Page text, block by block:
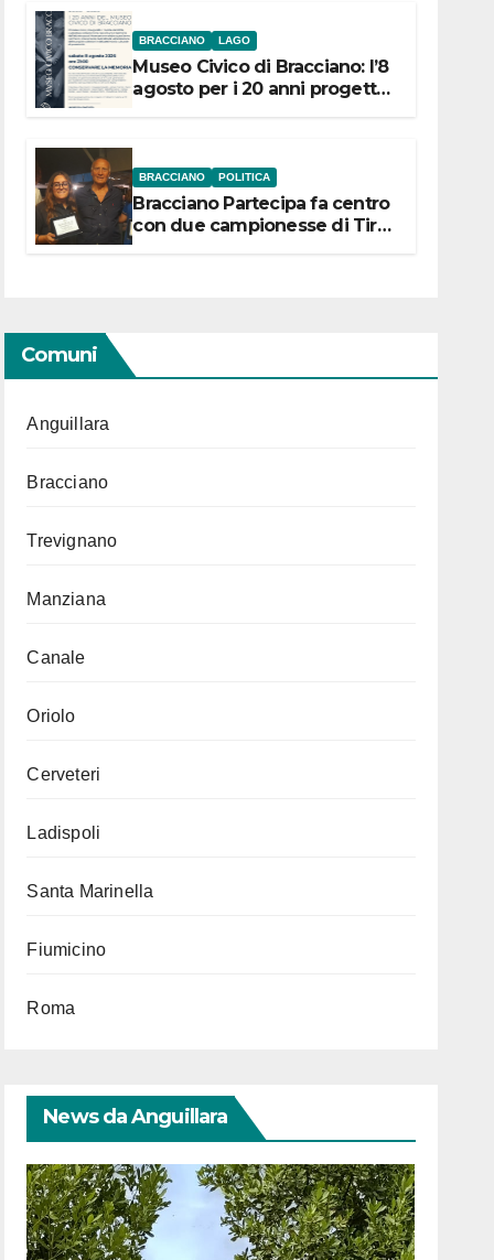
BRACCIANO LAGO
Museo Civico di Bracciano: l’8
agosto per i 20 anni progetto
BRACCIANO POLITICA
Bracciano Partecipa fa centro
con due campionesse di Tiro
Comuni
Anguillara
Bracciano
Trevignano
Manziana
Canale
Oriolo
Cerveteri
Ladispoli
Santa Marinella
Fiumicino
Roma
News da Anguillara